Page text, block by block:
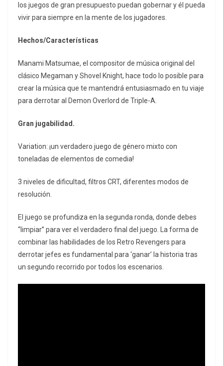
los juegos de gran presupuesto puedan gobernar y él pueda
vivir para siempre en la mente de los jugadores.
Hechos/Características
Manami Matsumae, el compositor de música original del
clásico Megaman y Shovel Knight, hace todo lo posible para
crear la música que te mantendrá entusiasmado en tu viaje
para derrotar al Demon Overlord de Triple-A.
Gran jugabilidad.
Variation: ¡un verdadero juego de género mixto con
toneladas de elementos de comedia!
3 niveles de dificultad, filtros CRT, diferentes modos de
resolución.
El juego se profundiza en la segunda ronda, donde debes
“limpiar” para ver el verdadero final del juego. La forma de
combinar las habilidades de los Retro Revengers para
derrotar jefes es fundamental para ‘ganar’ la historia tras
un segundo recorrido por todos los escenarios.